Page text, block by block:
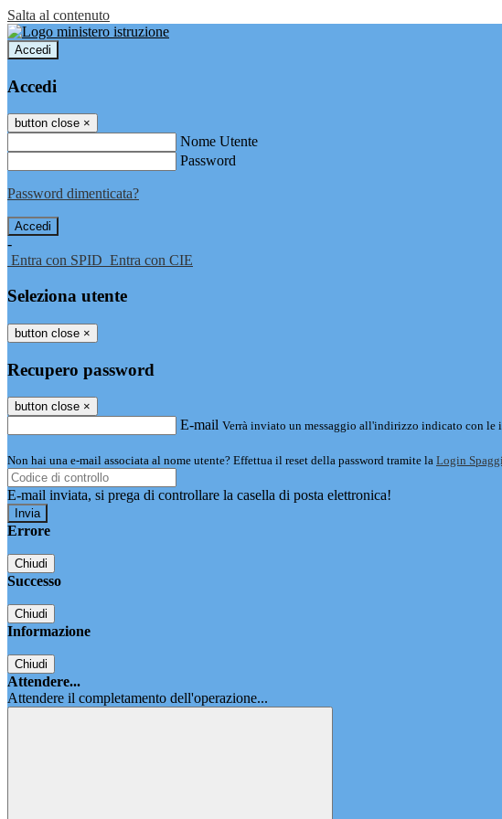
Salta al contenuto
Accedi
Accedi
button close ×
Nome Utente
Password
Password dimenticata?
-
Entra con SPID Entra con CIE
Seleziona utente
button close ×
Recupero password
button close ×
E-mail Verrà inviato un messaggio all'indirizzo indicato con le
Non hai una e-mail associata al nome utente? Effettua il reset della password tramite la Login
E-mail inviata, si prega di controllare la casella di posta elettronica!
Errore
Chiudi
Successo
Chiudi
Informazione
Chiudi
Attendere...
Attendere il completamento dell'operazione...